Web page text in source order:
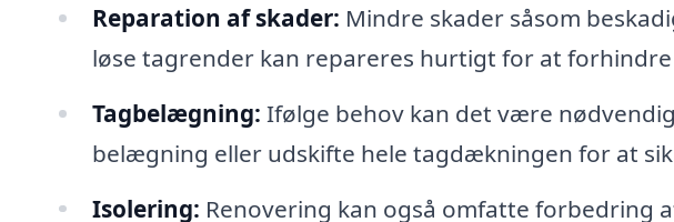
Reparation af skader: Mindre skader såsom
løse tagrender kan repareres hurtigt for at
Tagbelægning: Ifølge behov kan det være
belægning eller udskifte hele tagdækningen for at
Isolering: Renovering kan også omfatte forbedring